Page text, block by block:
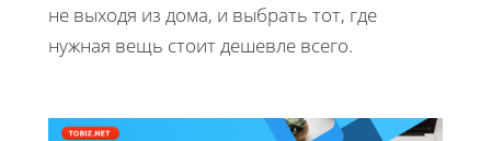
не выходя из дома, и выбрать тот, где
нужная вещь стоит дешевле всего.